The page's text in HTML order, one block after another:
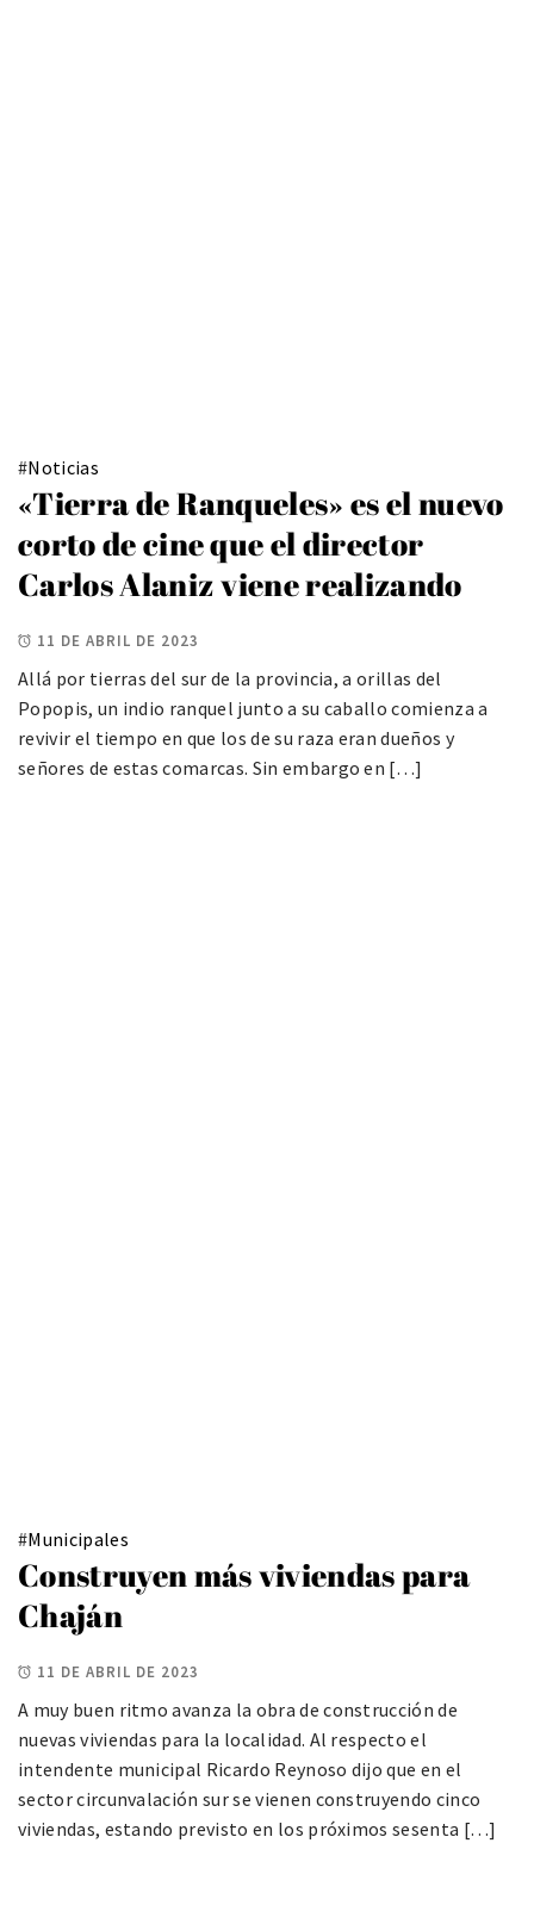
#Noticias
«Tierra de Ranqueles» es el nuevo
corto de cine que el director
Carlos Alaniz viene realizando
11 DE ABRIL DE 2023
Allá por tierras del sur de la provincia, a orillas del
Popopis, un indio ranquel junto a su caballo comienza a
revivir el tiempo en que los de su raza eran dueños y
señores de estas comarcas. Sin embargo en […]
#Municipales
Construyen más viviendas para
Chaján
11 DE ABRIL DE 2023
A muy buen ritmo avanza la obra de construcción de
nuevas viviendas para la localidad. Al respecto el
intendente municipal Ricardo Reynoso dijo que en el
sector circunvalación sur se vienen construyendo cinco
viviendas, estando previsto en los próximos sesenta […]